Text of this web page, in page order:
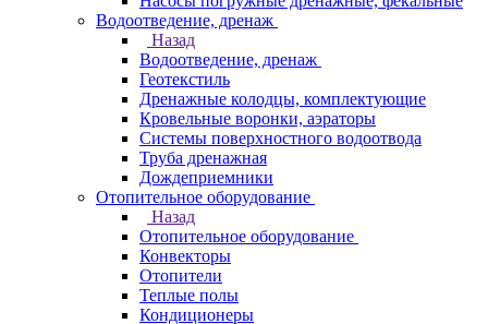
Водоотведение, дренаж
Назад
Водоотведение, дренаж
Геотекстиль
Дренажные колодцы, комплектующие
Кровельные воронки, аэраторы
Системы поверхностного водоотвода
Труба дренажная
Дождеприемники
Отопительное оборудование
Назад
Отопительное оборудование
Конвекторы
Отопители
Теплые полы
Кондиционеры